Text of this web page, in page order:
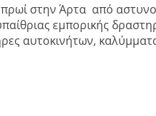
στην Άρτα από
εμπορικής
αυτοκινήτων,